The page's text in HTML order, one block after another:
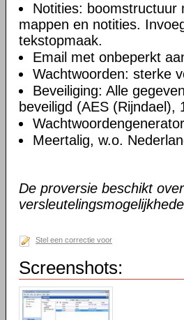
Notities: boomstructuur
mappen en notities.
tekstopmaak.
Email met onbeperkt
Wachtwoorden: sterke
Beveiliging: Alle
beveiligd (AES
Meertalig, w.o.
De proversie beschikt
Stel een correctie voor
Screenshots: